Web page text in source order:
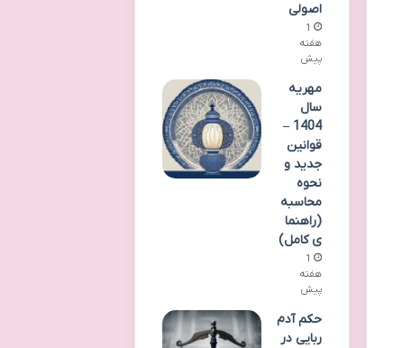
اصولی
1
هفته
پیش
مهریه
سال
1404 –
قوانین
جدید و
نحوه
محاسبه
(راهنما
ی کامل)
1
هفته
پیش
حکم آدم
ربایی در